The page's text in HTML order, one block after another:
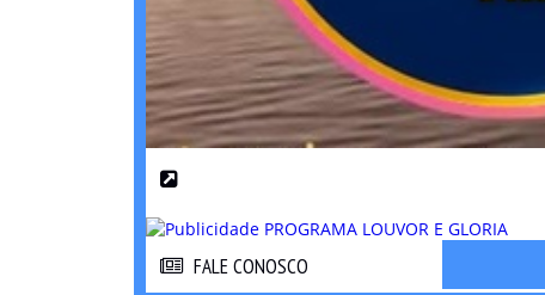
FALE CONOSCO